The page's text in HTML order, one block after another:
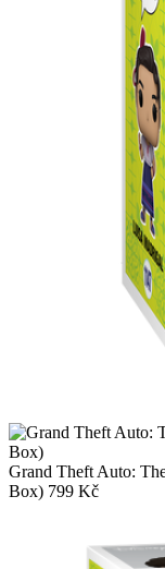
Grand Theft Auto:
Box) 799 Kč